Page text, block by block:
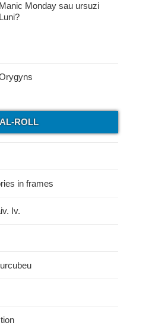
Manic Monday sau ursuzi
Luni?
ROLL
in frames
Iv.